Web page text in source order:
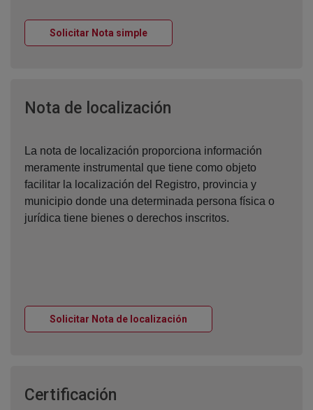
Solicitar Nota simpleVentana nueva
Nota de localización
La nota de localización proporciona información
meramente instrumental que tiene como objeto
facilitar la localización del Registro, provincia y
municipio donde una determinada persona física o
jurídica tiene bienes o derechos inscritos.
Solicitar Nota de localización
Certificación